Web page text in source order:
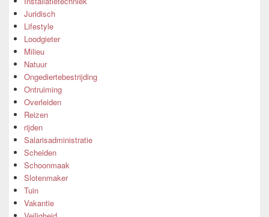
Juridisch
Lifestyle
Loodgieter
Milieu
Natuur
Ongediertebestrijding
Ontruiming
Overleiden
Reizen
rijden
Salarisadministratie
Scheiden
Schoonmaak
Slotenmaker
Tuin
Vakantie